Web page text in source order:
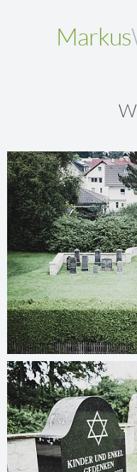
Markus